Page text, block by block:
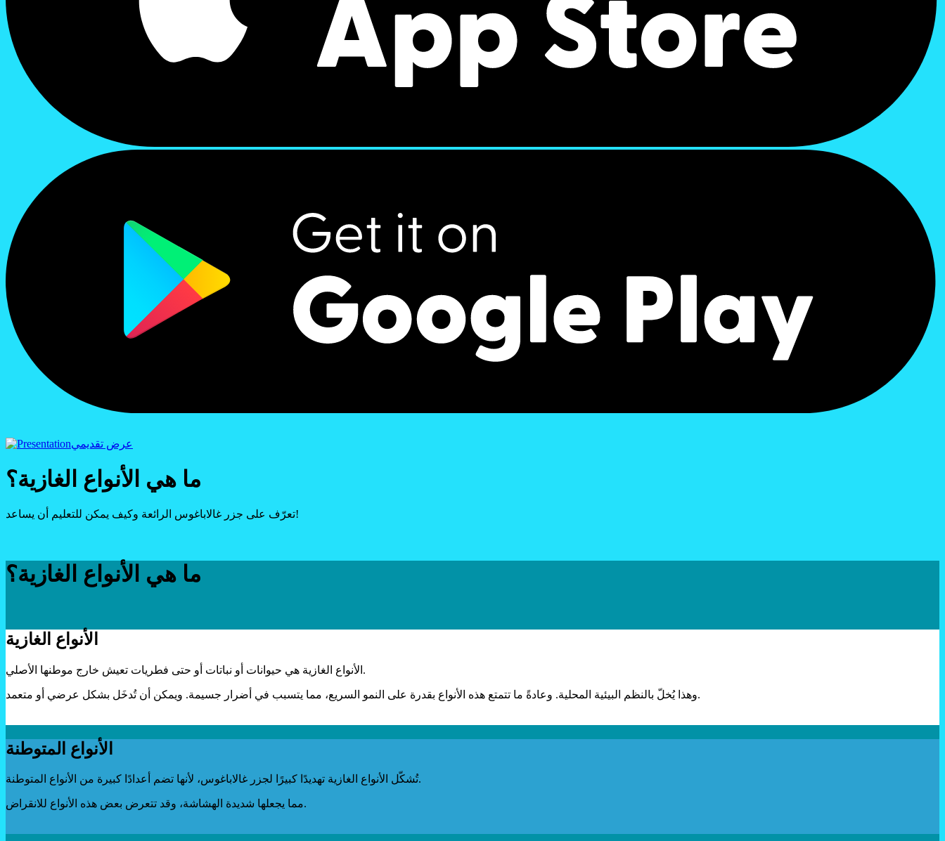
عرض تقديمي
ما هي الأنواع الغازية؟
تعرّف على جزر غالاباغوس الرائعة وكيف يمكن للتعليم أن يساعد!
ما هي الأنواع الغازية؟
الأنواع الغازية
الأنواع الغازية هي حيوانات أو نباتات أو حتى فطريات تعيش خارج موطنها الأصلي.
وهذا يُخلّ بالنظم البيئية المحلية. وعادةً ما تتمتع هذه الأنواع بقدرة على النمو السريع، مما يتسبب في أضرار جسيمة. ويمكن أن تُدخَل بشكل عرضي أو متعمد.
الأنواع المتوطنة
تُشكّل الأنواع الغازية تهديدًا كبيرًا لجزر غالاباغوس، لأنها تضم أعدادًا كبيرة من الأنواع المتوطنة.
مما يجعلها شديدة الهشاشة، وقد تتعرض بعض هذه الأنواع للانقراض.